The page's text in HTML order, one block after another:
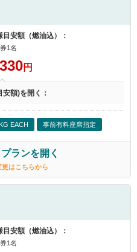
安額（燃油込）：
1名
円
安額)を開く：
EACH 事前有料座席指定
ランを開く
はこちらから
安額（燃油込）：
1名